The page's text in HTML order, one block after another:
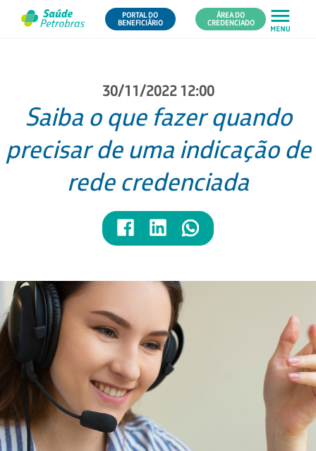
PORTAL DO
BENEFICIÁRIO
ÁREA DO
CREDENCIADO
30/11/2022 12:00
Saiba o que fazer quando
precisar de uma indicação de
rede credenciada